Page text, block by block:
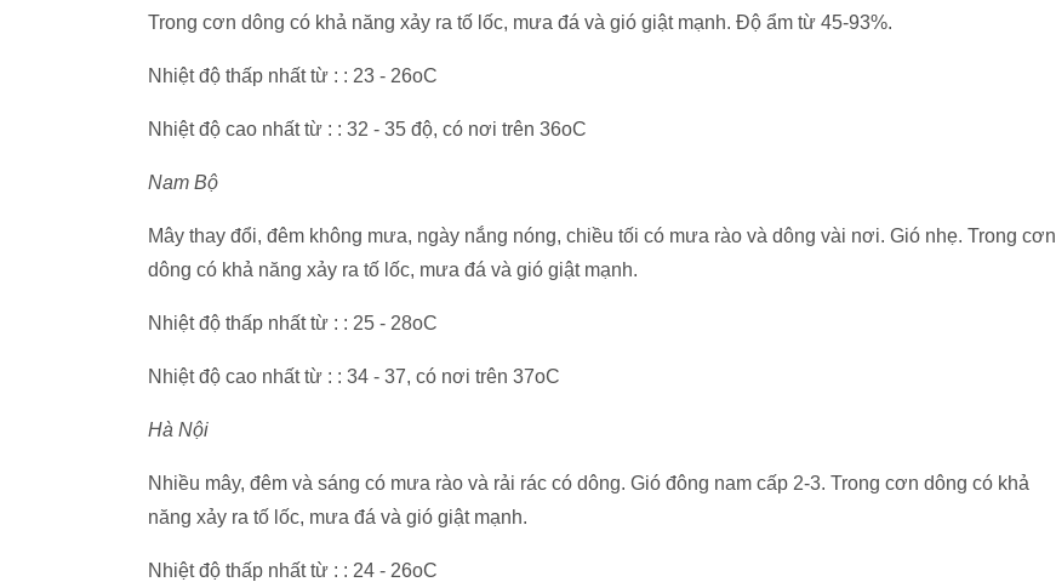
Trong cơn dông có khả năng xảy ra tố lốc, mưa đá và gió giật mạnh. Độ ẩm từ 45-93%.
Nhiệt độ thấp nhất từ : : 23 - 26oC
Nhiệt độ cao nhất từ : : 32 - 35 độ, có nơi trên 36oC
Nam Bộ
Mây thay đổi, đêm không mưa, ngày nắng nóng, chiều tối có mưa rào và dông vài nơi. Gió nhẹ. Trong cơn
dông có khả năng xảy ra tố lốc, mưa đá và gió giật mạnh.
Nhiệt độ thấp nhất từ : : 25 - 28oC
Nhiệt độ cao nhất từ : : 34 - 37, có nơi trên 37oC
Hà Nội
Nhiều mây, đêm và sáng có mưa rào và rải rác có dông. Gió đông nam cấp 2-3. Trong cơn dông có khả
năng xảy ra tố lốc, mưa đá và gió giật mạnh.
Nhiệt độ thấp nhất từ : : 24 - 26oC